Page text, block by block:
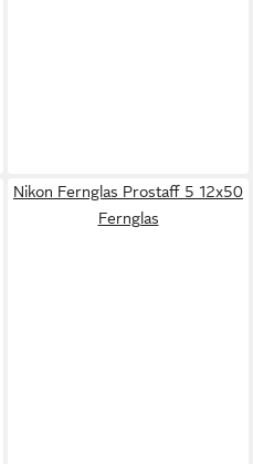
Nikon Fernglas Prostaff 5 12x50
Fernglas